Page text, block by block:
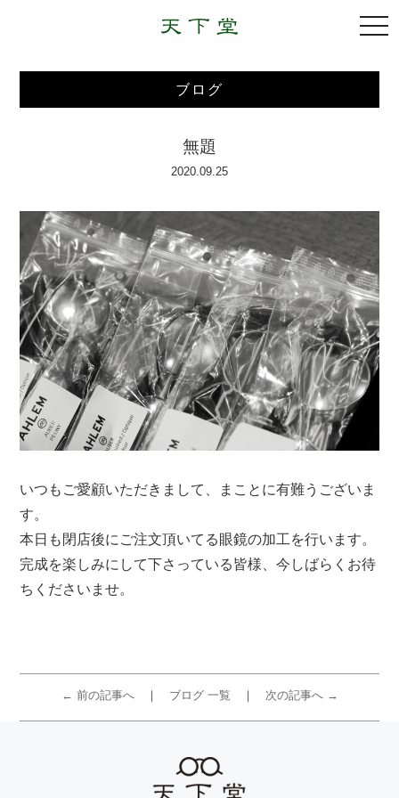
ブログ
無題
2020.09.25
いつもご愛顧いただきまして、まことに有難うございま
す。
本日も閉店後にご注文頂いてる眼鏡の加工を行います。
完成を楽しみにして下さっている皆様、今しばらくお待
ちくださいませ。
← 前の記事へ ブログ 一覧 次の記事へ →